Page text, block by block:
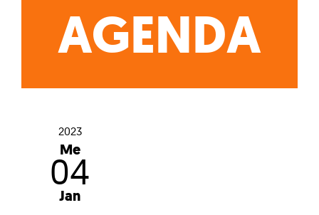
AGENDA
2023
Me
04
Jan